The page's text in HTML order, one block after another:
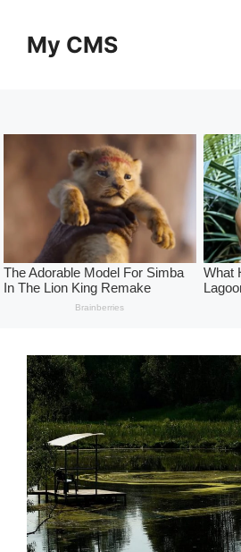
contentMy CMS